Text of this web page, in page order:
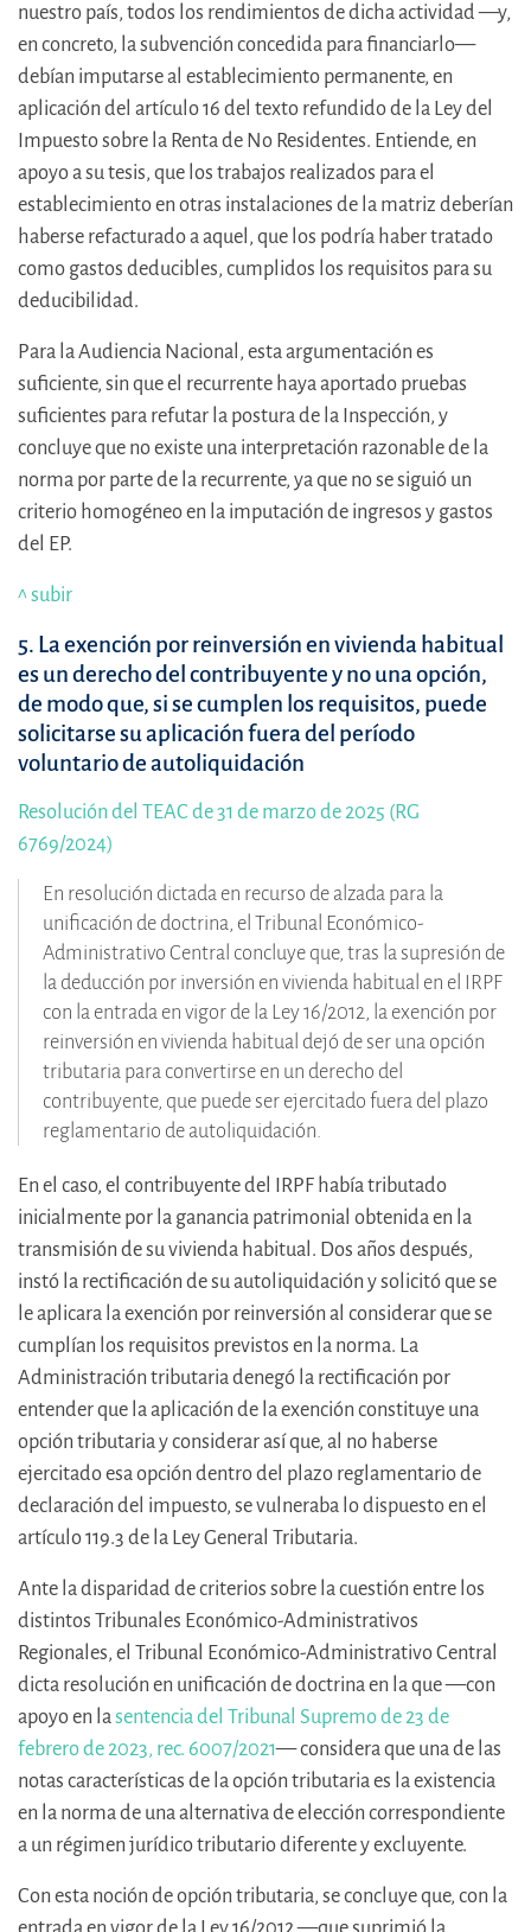
nuestro país, todos los rendimientos de dicha actividad —y,
en concreto, la subvención concedida para financiarlo—
debían imputarse al establecimiento permanente, en
aplicación del artículo 16 del texto refundido de la Ley del
Impuesto sobre la Renta de No Residentes. Entiende, en
apoyo a su tesis, que los trabajos realizados para el
establecimiento en otras instalaciones de la matriz deberían
haberse refacturado a aquel, que los podría haber tratado
como gastos deducibles, cumplidos los requisitos para su
deducibilidad.
Para la Audiencia Nacional, esta argumentación es
suficiente, sin que el recurrente haya aportado pruebas
suficientes para refutar la postura de la Inspección, y
concluye que no existe una interpretación razonable de la
norma por parte de la recurrente, ya que no se siguió un
criterio homogéneo en la imputación de ingresos y gastos
del EP.
^ subir
5. La exención por reinversión en vivienda habitual
es un derecho del contribuyente y no una opción,
de modo que, si se cumplen los requisitos, puede
solicitarse su aplicación fuera del período
voluntario de autoliquidación
Resolución del TEAC de 31 de marzo de 2025 (RG
6769/2024)
En resolución dictada en recurso de alzada para la
unificación de doctrina, el Tribunal Económico-
Administrativo Central concluye que, tras la supresión de
la deducción por inversión en vivienda habitual en el IRPF
con la entrada en vigor de la Ley 16/2012, la exención por
reinversión en vivienda habitual dejó de ser una opción
tributaria para convertirse en un derecho del
contribuyente, que puede ser ejercitado fuera del plazo
reglamentario de autoliquidación.
En el caso, el contribuyente del IRPF había tributado
inicialmente por la ganancia patrimonial obtenida en la
transmisión de su vivienda habitual. Dos años después,
instó la rectificación de su autoliquidación y solicitó que se
le aplicara la exención por reinversión al considerar que se
cumplían los requisitos previstos en la norma. La
Administración tributaria denegó la rectificación por
entender que la aplicación de la exención constituye una
opción tributaria y considerar así que, al no haberse
ejercitado esa opción dentro del plazo reglamentario de
declaración del impuesto, se vulneraba lo dispuesto en el
artículo 119.3 de la Ley General Tributaria.
Ante la disparidad de criterios sobre la cuestión entre los
distintos Tribunales Económico-Administrativos
Regionales, el Tribunal Económico-Administrativo Central
dicta resolución en unificación de doctrina en la que —‍con
apoyo en lasentencia del Tribunal Supremo de 23 de
febrero de 2023, rec. 6007/2021— considera que una de las
notas características de la opción tributaria es la existencia
en la norma de una alternativa de elección correspondiente
a un régimen jurídico tributario diferente y excluyente.
Con esta noción de opción tributaria, se concluye que, con la